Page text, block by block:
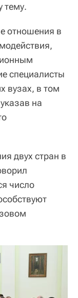
тему.
отношения в
специалисты
вузах, в том
на
двух стран в
число